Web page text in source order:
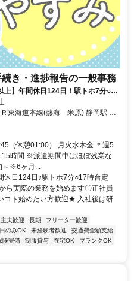
き・進捗報告の一般事務
】年間休日124日！駅トホ7分○17
徒歩10分
（休憩01:00） 月火水木金 ＊週5
時間 ※派遣期間中はほぼ残業な
※6ヶ月...
休日124日♪駅トホ7分○17時台定
ら実際の業務を始めます〇正社員
コト始めたい方歓迎★ 入社後は研
夫歓迎 長期
フリーター歓迎
のみOK 未経験者歓迎
交通費全額支給
険完備 制服貸与 在宅OK
ブランクOK